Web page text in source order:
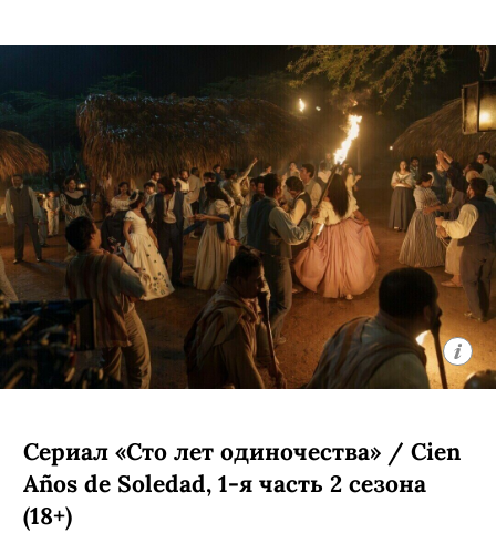
Сериал «Сто лет одиночества» / Cien
Años de Soledad, 1-я часть 2 сезона
(18+)